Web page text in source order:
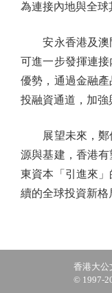
為連接內地與全球
安永香港及澳
可進一步發揮連
優勢，通過金融
投融資通道，加強
展望未來，鄭
源與基建，香港
東資本「引進來
續的全球投資新格
香港大公
© 1997-